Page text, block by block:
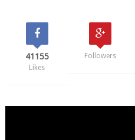
41155
Likes
Followers